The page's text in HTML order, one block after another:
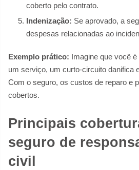
coberto pelo contrato.
Indenização: Se aprovado, a
despesas relacionadas ao
Exemplo prático: Imagine que você
um serviço, um curto-circuito danifica
Com o seguro, os custos de reparo e
cobertos.
Principais
seguro de
civil